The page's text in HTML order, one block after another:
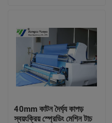
40mm কাটন দৈর্ঘ্য কাপড়
স্বয়ংক্রিয় স্প্রেডিং মেশিন টাচ